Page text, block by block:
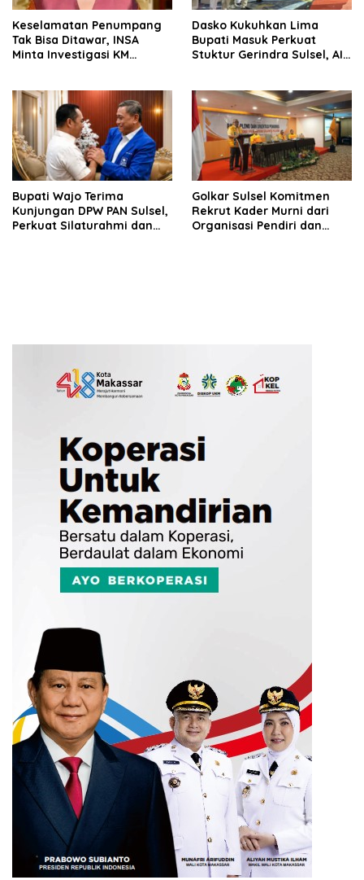
Keselamatan Penumpang
Tak Bisa Ditawar, INSA
Minta Investigasi KM
Dasko Kukuhkan Lima
Bupati Masuk Perkuat
Stuktur Gerindra Sulsel, AIA
Bupati Wajo Terima
Kunjungan DPW PAN Sulsel,
Perkuat Silaturahmi dan
Golkar Sulsel Komitmen
Rekrut Kader Murni dari
Organisasi Pendiri dan